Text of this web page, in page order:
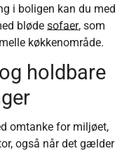
i boligen kan du med
bløde sofaer, som
køkkenområde.
holdbare
omtanke for miljøet,
også når det gælder